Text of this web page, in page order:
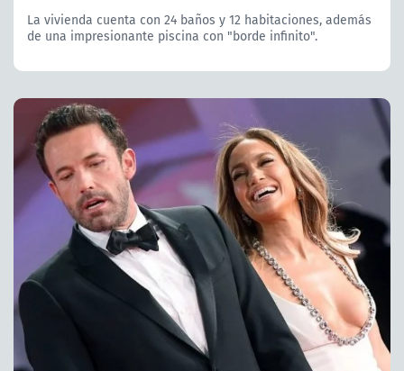
La vivienda cuenta con 24 baños y 12 habitaciones, además
de una impresionante piscina con "borde infinito".